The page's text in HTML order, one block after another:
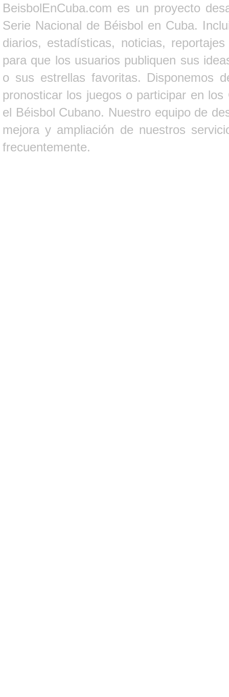
BeisbolEnCuba.com es un proyecto
Serie Nacional de Béisbol en Cuba.
diarios, estadísticas, noticias,
para que los usuarios publiquen sus
o sus estrellas favoritas. Disponemos
pronosticar los juegos o participar en
el Béisbol Cubano. Nuestro equipo de
mejora y ampliación de nuestros
frecuentemente.